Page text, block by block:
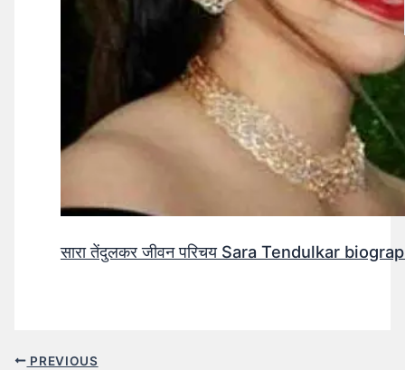
सारा तेंदुलकर जीवन परिचय Sara Tendulkar
PREVIOUS